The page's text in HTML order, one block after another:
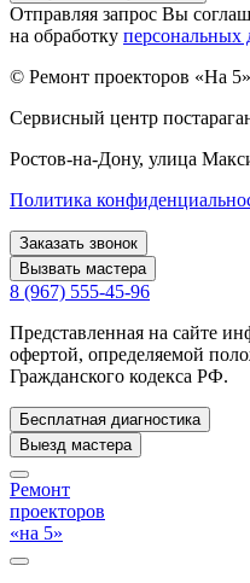
Отправляя запрос Вы
на обработку персональных
© Ремонт проекторов «На
Сервисный центр
Ростов-на-Дону, улица
Политика
Заказать звонок
Вызвать мастера
8 (967) 555-45-96
Представленная на сайте
офертой, определяемой
Гражданского кодекса РФ.
Бесплатная диагностика
Выезд мастера
Ремонт
проекторов
«на 5»